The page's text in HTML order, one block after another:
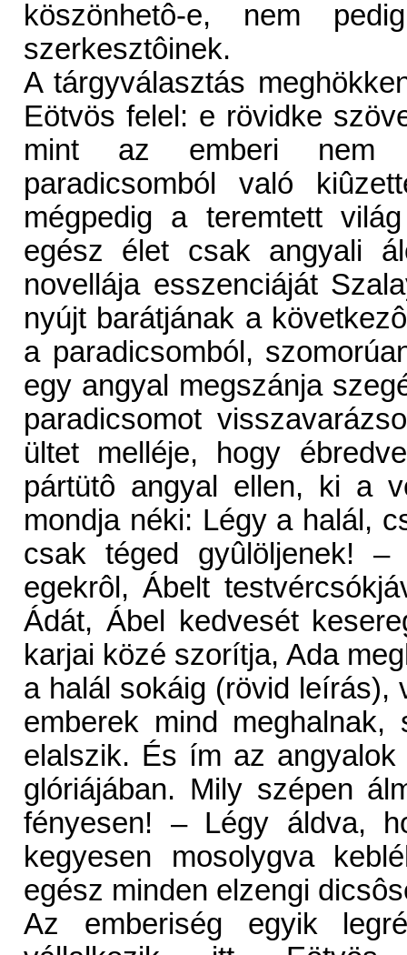
köszönhetô-e, nem
szerkesztôinek.
A tárgyválasztás
Eötvös felel: e rövidke
mint az emberi nem
paradicsomból való
mégpedig a teremtett
egész élet csak angyali
novellája esszenciáját
nyújt barátjának a
a paradicsomból,
egy angyal megszánja
paradicsomot
ültet melléje, hogy
pártütô angyal ellen, ki a
mondja néki: Légy a halál,
csak téged gyûlöljenek!
egekrôl, Ábelt
Ádát, Ábel kedvesét
karjai közé szorítja, Ada
a halál sokáig (rövid leírás),
emberek mind
elalszik. És ím az
glóriájában. Mily szépen
fényesen! – Légy áldva,
kegyesen mosolygva
egész minden elzengi
Az emberiség egyik